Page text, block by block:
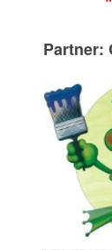
Partner: